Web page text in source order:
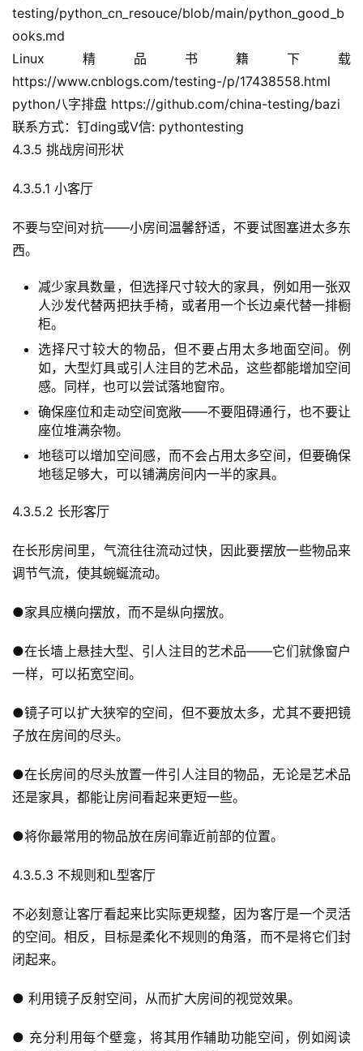
testing/python_cn_resouce/blob/main/python_good_b
ooks.md
Linux精品书籍下载
https://www.cnblogs.com/testing-/p/17438558.html
python八字排盘 https://github.com/china-testing/bazi
联系方式：钉ding或V信: pythontesting
4.3.5 挑战房间形状
4.3.5.1 小客厅
不要与空间对抗——小房间温馨舒适，不要试图塞进太多东
西。
减少家具数量，但选择尺寸较大的家具，例如用一张双
人沙发代替两把扶手椅，或者用一个长边桌代替一排橱
柜。
选择尺寸较大的物品，但不要占用太多地面空间。例
如，大型灯具或引人注目的艺术品，这些都能增加空间
感。同样，也可以尝试落地窗帘。
确保座位和走动空间宽敞——不要阻碍通行，也不要让
座位堆满杂物。
地毯可以增加空间感，而不会占用太多空间，但要确保
地毯足够大，可以铺满房间内一半的家具。
4.3.5.2 长形客厅
在长形房间里，气流往往流动过快，因此要摆放一些物品来
调节气流，使其蜿蜒流动。
●家具应横向摆放，而不是纵向摆放。
●在长墙上悬挂大型、引人注目的艺术品——它们就像窗户
一样，可以拓宽空间。
●镜子可以扩大狭窄的空间，但不要放太多，尤其不要把镜
子放在房间的尽头。
●在长房间的尽头放置一件引人注目的物品，无论是艺术品
还是家具，都能让房间看起来更短一些。
●将你最常用的物品放在房间靠近前部的位置。
4.3.5.3 不规则和L型客厅
不必刻意让客厅看起来比实际更规整，因为客厅是一个灵活
的空间。相反，目标是柔化不规则的角落，而不是将它们封
闭起来。
● 利用镜子反射空间，从而扩大房间的视觉效果。
● 充分利用每个壁龛，将其用作辅助功能空间，例如阅读